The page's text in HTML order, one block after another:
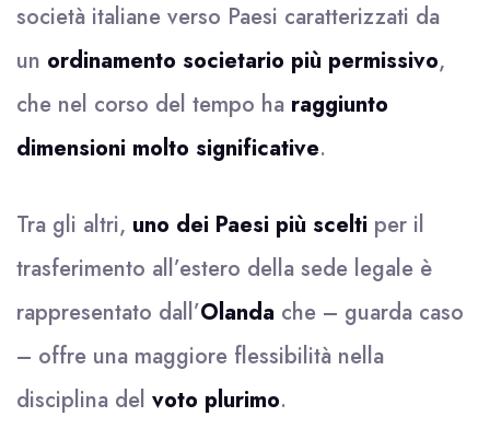
società italiane verso Paesi caratterizzati da
un ordinamento societario più permissivo,
che nel corso del tempo ha raggiunto
dimensioni molto significative.
Tra gli altri, uno dei Paesi più scelti per il
trasferimento all’estero della sede legale è
rappresentato dall’Olanda che – guarda caso
– offre una maggiore flessibilità nella
disciplina del voto plurimo.